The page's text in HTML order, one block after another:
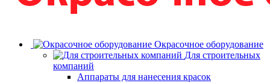
Окрасочное оборудование
Для строительных
компаний
Аппараты для нанесения красок